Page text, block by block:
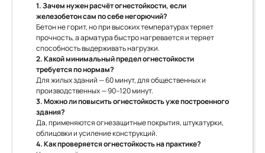
1. Зачем нужен расчёт огнестойкости, если
железобетон сам по себе негорючий?
Бетон не горит, но при высоких температурах теряет
прочность, а арматура быстро нагревается и теряет
способность выдерживать нагрузки.
2. Какой минимальный предел огнестойкости
требуется по нормам?
Для жилых зданий — 60 минут, для общественных и
производственных — 90–120 минут.
3. Можно ли повысить огнестойкость уже построенного
здания?
Да, применяются огнезащитные покрытия, штукатурки,
облицовки и усиление конструкций.
4. Как проверяется огнестойкость на практике?